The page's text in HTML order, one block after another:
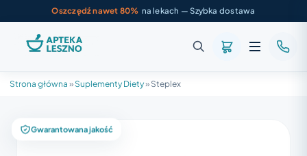
Oszczędź nawet 80% na lekach — Szybka dostawa
Strona główna » Suplementy Diety» Steplex
Gwarantowana jakość